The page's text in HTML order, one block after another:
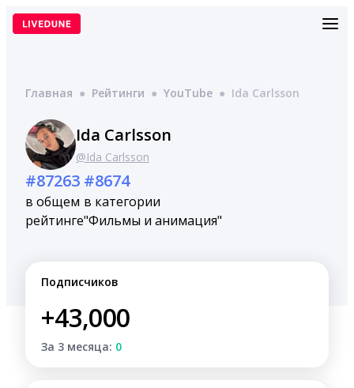
Перейти
Главная ● Рейтинги ● YouTube ● Ida Carlsson
Ida Carlsson
@Ida Carlsson
#87263
в общем
рейтинге
#8674
в категории
"Фильмы и анимация"
Подписчиков
+43,000
За 3 месяца: 0